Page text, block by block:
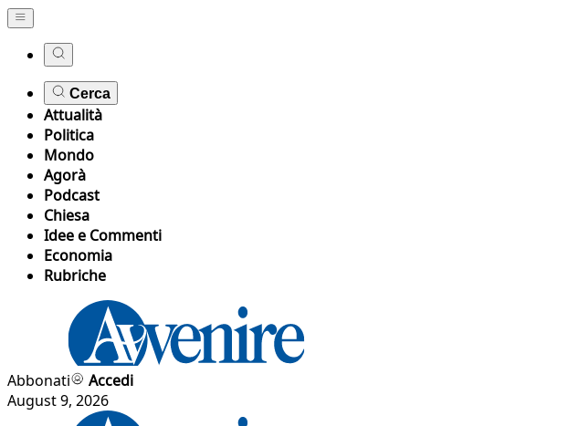
Cerca
Attualità
Politica
Mondo
Agorà
Podcast
Chiesa
Idee e Commenti
Economia
Rubriche
Abbonati
Accedi
August 9, 2026